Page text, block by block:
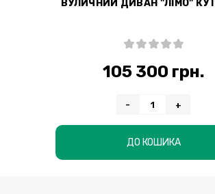
ВУЛИЧНИЙ ДИВАН "ЛІМО"
105 300 грн.
- +
ДО КОШИКА